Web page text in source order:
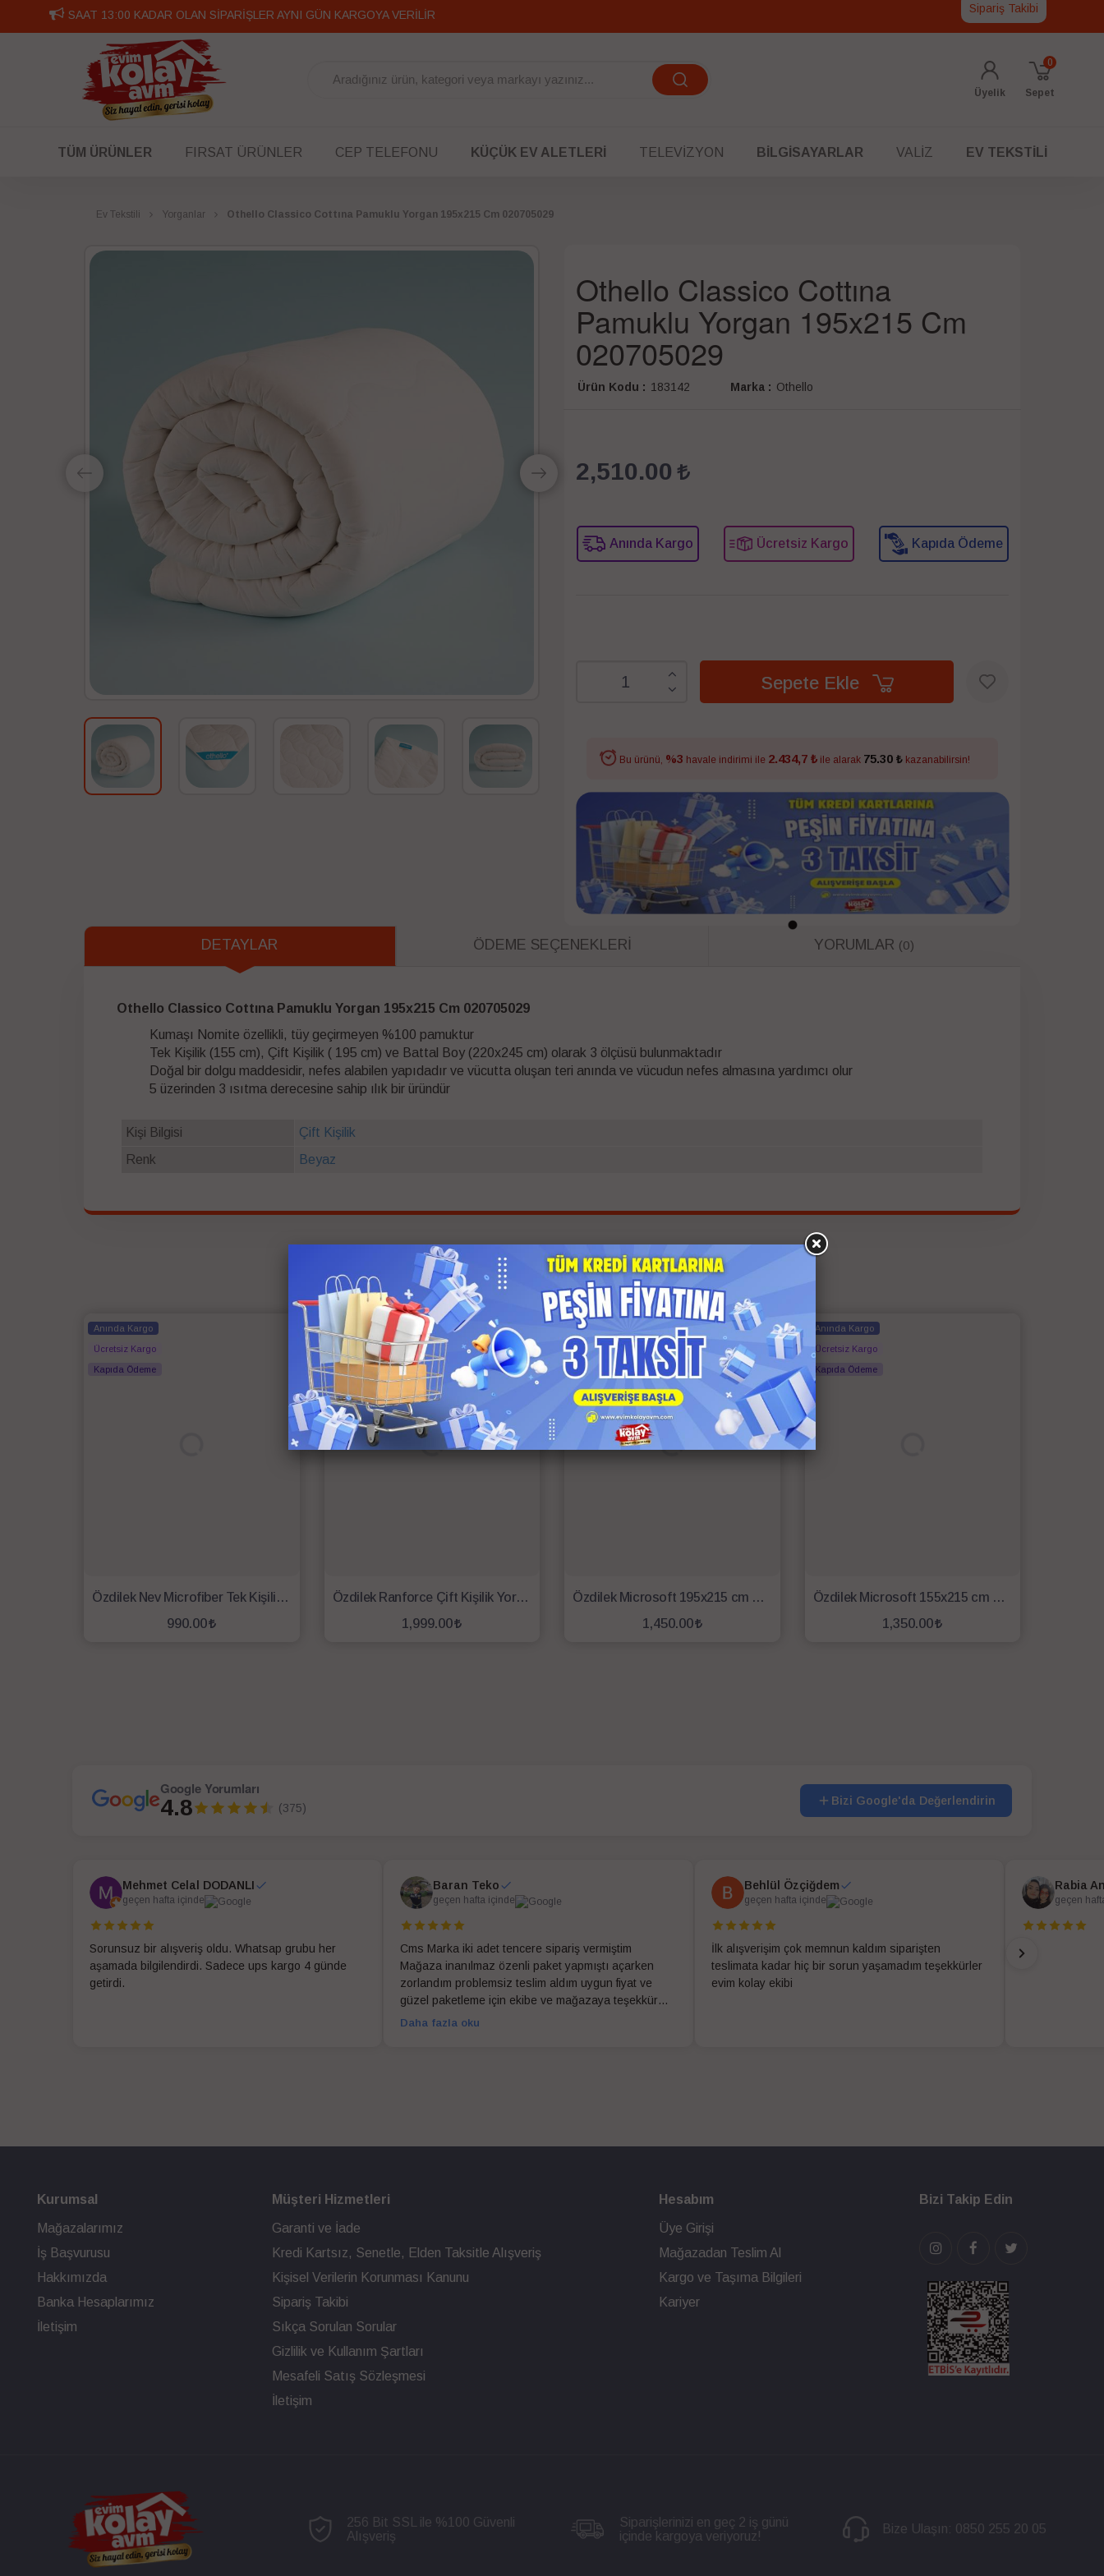
SAAT 13:00 KADAR OLAN SİPARİŞLER AYNI GÜN KARGOYA VERİLİR Sipariş Takibi
Üyelik Sepet
0
TÜM ÜRÜNLER FIRSAT ÜRÜNLER CEP TELEFONU KÜÇÜK EV ALETLERI TELEVIZYON BILGISAYARLAR VALIZ EV TEKSTILI
Ev Tekstili Yorganlar Othello Classico Cottına Pamuklu Yorgan 195x215 Cm 020705029
Othello Classico Cottına
Pamuklu Yorgan 195x215 Cm
020705029
Ürün Kodu : 183142 Marka : Othello
2,510.00
Anında Kargo Ücretsiz Kargo Kapıda Ödeme
Sepete Ekle
Bu ürünü, %3 havale indirimi ile 2.434,7 ₺ ile alarak 75.30 ₺ kazanabilirsin!
DETAYLAR ÖDEME SEÇENEKLERI YORUMLAR (0)
Othello Classico Cottına Pamuklu Yorgan 195x215 Cm 020705029
Kumaşı Nomite özellikli, tüy geçirmeyen %100 pamuktur
Tek Kişilik (155 cm), Çift Kişilik ( 195 cm) ve Battal Boy (220x245 cm) olarak 3 ölçüsü bulunmaktadır
Doğal bir dolgu maddesidir, nefes alabilen yapıdadır ve vücutta oluşan teri anında ve vücudun nefes almasına yardımcı olur
5 üzerinden 3 ısıtma derecesine sahip ılık bir üründür
Kişi Bilgisi
Çift Kişilik
Renk
Beyaz
İlgili Ürünler
Anında Kargo
Ücretsiz Kargo
Kapıda Ödeme
Özdilek Nev Microfiber Tek Kişilik Yorgan
990.00
Anında Kargo
Ücretsiz Kargo
Kapıda Ödeme
Özdilek Ranforce Çift Kişilik Yorgan 195x215 Beyaz
1,999.00
Anında Kargo
Ücretsiz Kargo
Kapıda Ödeme
Özdilek Microsoft 195x215 cm Çift Kişilik Yorgan - Beyaz
1,450.00
Anında Kargo
Ücretsiz Kargo
Kapıda Ödeme
Özdilek Microsoft 155x215 cm Tek Kişilik Yorgan - Beyaz
1,350.00
Google Yorumları
4.8 (375)
Bizi Google'da Değerlendirin
Mehmet Celal DODANLI
geçen hafta içinde
Sorunsuz bir alışveriş oldu. Whatsap grubu her
aşamada bilgilendirdi. Sadece ups kargo 4 günde
getirdi.
Baran Teko
geçen hafta içinde
Cms Marka iki adet tencere sipariş vermiştim
Mağaza inanılmaz özenli paket yapmıştı açarken
zorlandım problemsiz teslim aldım uygun fiyat ve
güzel paketleme için ekibe ve mağazaya teşekkür
ederim
Daha fazla oku
Behlül Özçiğdem
geçen hafta içinde
İlk alışverişim çok memnun kaldım siparişten
teslimata kadar hiç bir sorun yaşamadım teşekkürler
evim kolay ekibi
Rabia
geçen
Kurumsal
Mağazalarımız
İş Başvurusu
Hakkımızda
Banka Hesaplarımız
İletişim
Müşteri Hizmetleri
Garanti ve İade
Kredi Kartsız, Senetle, Elden Taksitle Alışveriş
Kişisel Verilerin Korunması Kanunu
Sipariş Takibi
Sıkça Sorulan Sorular
Gizlilik ve Kullanım Şartları
Mesafeli Satış Sözleşmesi
İletişim
Hesabım
Üye Girişi
Mağazadan Teslim Al
Kargo ve Taşıma Bilgileri
Kariyer
Bizi Takip Edin
256 Bit SSL ile %100 Güvenli
Alışveriş
Siparişlerinizi en geç 2 iş günü
içinde kargoya veriyoruz!
Bize Ulaşın: 0850 255 20 05